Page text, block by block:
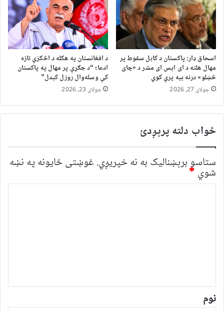
اسحاق ډار: پاکستان د کابل سقوط پر
مهال هلته د ای ایس ای مشر د «چای
څښلو» درنه بیه پرې کوي
جولای 27, 2026
د افغانستان په هکله د اڅکزي تازه
ادعا؛ “د جګړې پر مهال په پاکستان
کې وسله‌وال روزل کېدل”
جولای 23, 2026
ځواب دلته پرېږدئ
ستاسو برېښناليک به نه خپريږي. غوښتى ځایونه په نښه
شوي *
*
نوم